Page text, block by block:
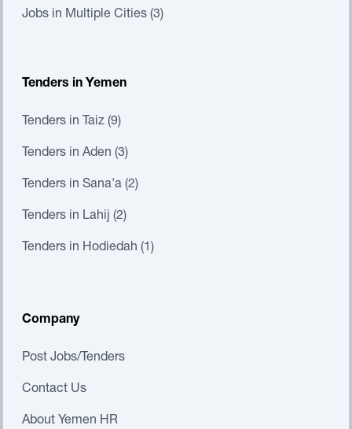
Jobs in Multiple Cities (3)
Tenders in Yemen
Tenders in Taiz (9)
Tenders in Aden (3)
Tenders in Sana'a (2)
Tenders in Lahij (2)
Tenders in Hodiedah (1)
Company
Post Jobs/Tenders
Contact Us
About Yemen HR